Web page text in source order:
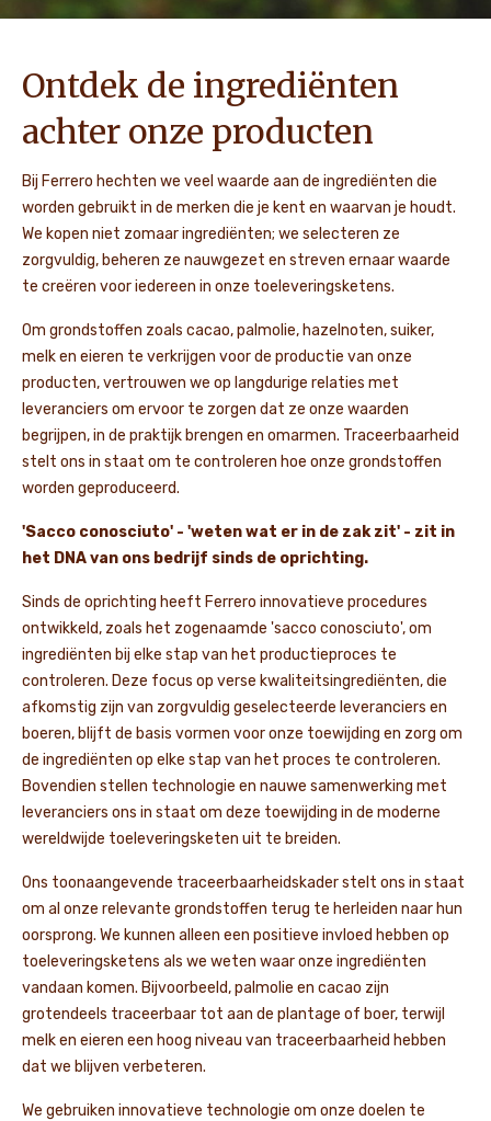
Ontdek de ingrediënten
achter onze producten
Bij Ferrero hechten we veel waarde aan de ingrediënten die
worden gebruikt in de merken die je kent en waarvan je houdt.
We kopen niet zomaar ingrediënten; we selecteren ze
zorgvuldig, beheren ze nauwgezet en streven ernaar waarde
te creëren voor iedereen in onze toeleveringsketens.
Om grondstoffen zoals cacao, palmolie, hazelnoten, suiker,
melk en eieren te verkrijgen voor de productie van onze
producten, vertrouwen we op langdurige relaties met
leveranciers om ervoor te zorgen dat ze onze waarden
begrijpen, in de praktijk brengen en omarmen. Traceerbaarheid
stelt ons in staat om te controleren hoe onze grondstoffen
worden geproduceerd.
'Sacco conosciuto' - 'weten wat er in de zak zit' - zit in
het DNA van ons bedrijf sinds de oprichting.
Sinds de oprichting heeft Ferrero innovatieve procedures
ontwikkeld, zoals het zogenaamde 'sacco conosciuto', om
ingrediënten bij elke stap van het productieproces te
controleren. Deze focus op verse kwaliteitsingrediënten, die
afkomstig zijn van zorgvuldig geselecteerde leveranciers en
boeren, blijft de basis vormen voor onze toewijding en zorg om
de ingrediënten op elke stap van het proces te controleren.
Bovendien stellen technologie en nauwe samenwerking met
leveranciers ons in staat om deze toewijding in de moderne
wereldwijde toeleveringsketen uit te breiden.
Ons toonaangevende traceerbaarheidskader stelt ons in staat
om al onze relevante grondstoffen terug te herleiden naar hun
oorsprong. We kunnen alleen een positieve invloed hebben op
toeleveringsketens als we weten waar onze ingrediënten
vandaan komen. Bijvoorbeeld, palmolie en cacao zijn
grotendeels traceerbaar tot aan de plantage of boer, terwijl
melk en eieren een hoog niveau van traceerbaarheid hebben
dat we blijven verbeteren.
We gebruiken innovatieve technologie om onze doelen te